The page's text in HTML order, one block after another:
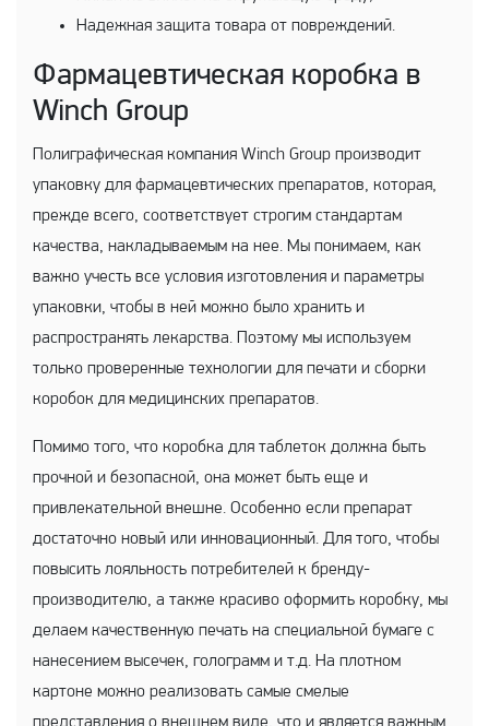
Надежная защита товара от повреждений.
Фармацевтическая коробка в
Winch Group
Полиграфическая компания Winch Group производит
упаковку для фармацевтических препаратов, которая,
прежде всего, соответствует строгим стандартам
качества, накладываемым на нее. Мы понимаем, как
важно учесть все условия изготовления и параметры
упаковки, чтобы в ней можно было хранить и
распространять лекарства. Поэтому мы используем
только проверенные технологии для печати и сборки
коробок для медицинских препаратов.
Помимо того, что коробка для таблеток должна быть
прочной и безопасной, она может быть еще и
привлекательной внешне. Особенно если препарат
достаточно новый или инновационный. Для того, чтобы
повысить лояльность потребителей к бренду-
производителю, а также красиво оформить коробку, мы
делаем качественную печать на специальной бумаге с
нанесением высечек, голограмм и т.д. На плотном
картоне можно реализовать самые смелые